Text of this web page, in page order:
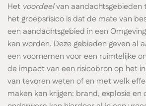
Het voordeelvan aandachtsgebieden
het groepsrisico is dat de mate van
een aandachtsgebied in een
kan worden. Deze gebieden geven al
een voornemen voor een ruimtelijke
de impact van een risicobron op het
van tevoren weten of en met welk
maken kan krijgen: brand, explosie en